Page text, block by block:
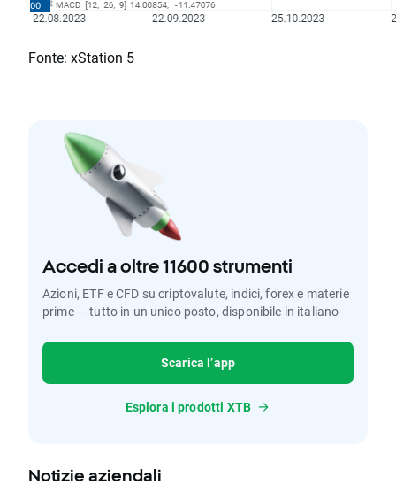
Fonte: xStation 5
Accedi a oltre 11600 strumenti
Azioni, ETF e CFD su criptovalute, indici, forex e materie
prime — tutto in un unico posto, disponibile in italiano
Scarica l’app
Esplora i prodotti XTB
Notizie aziendali